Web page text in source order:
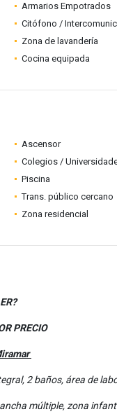
Armarios Empotrados
Citófono /
Zona de lavandería
Cocina equipada
Ascensor
Colegios /
Piscina
Trans. público cercano
Zona residencial
PRECIO
2 baños, área de
múltiple, zona